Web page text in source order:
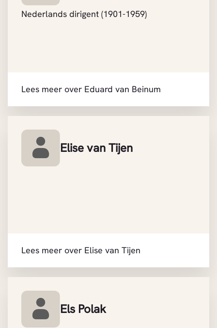
Nederlands dirigent (1901-1959)
Lees meer over Eduard van Beinum
Elise van Tijen
Lees meer over Elise van Tijen
Els Polak